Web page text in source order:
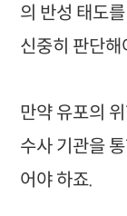
의 반성 태도
신중히 판단해
만약 유포의
수사 기관을
어야 하죠.